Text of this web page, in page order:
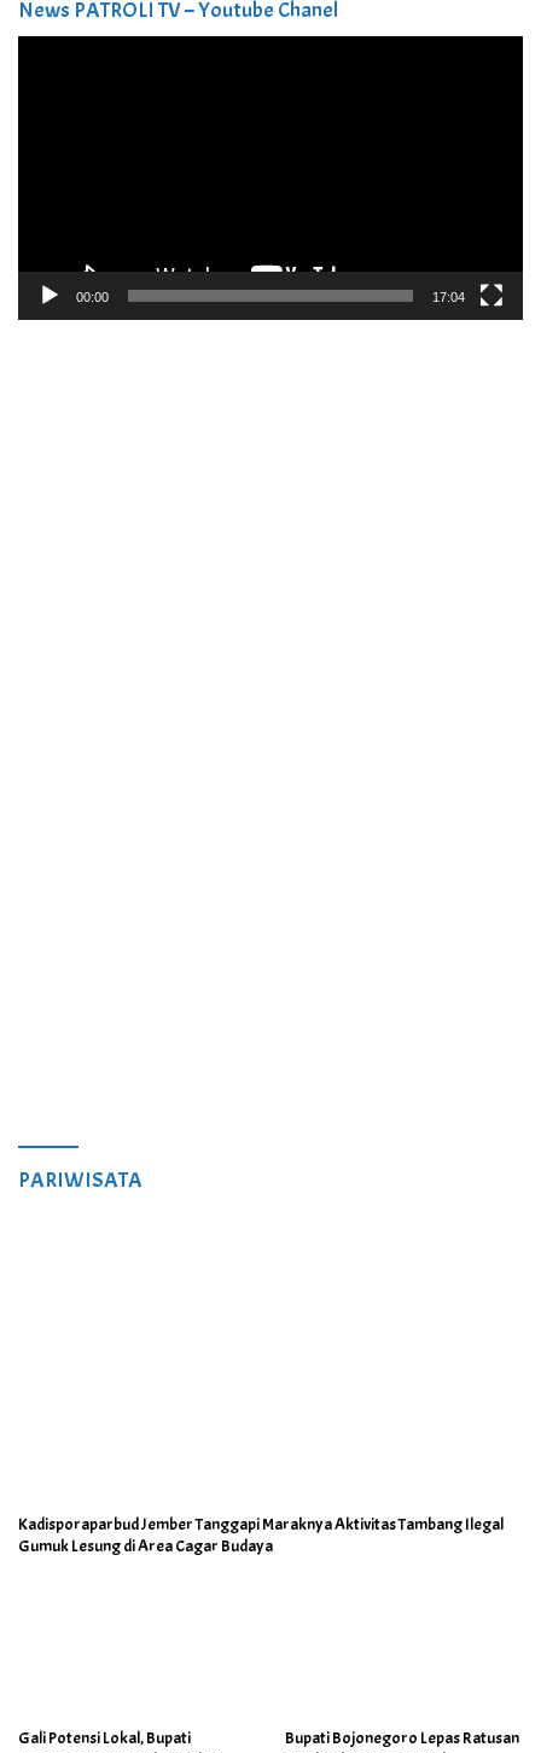
News PATROLI TV – Youtube Chanel
00:00 17:04
PARIWISATA
Kadisporaparbud Jember Tanggapi Maraknya Aktivitas Tambang Ilegal
Gumuk Lesung di Area Cagar Budaya
Gali Potensi Lokal, Bupati
Bupati Bojonegoro Lepas Ratusan